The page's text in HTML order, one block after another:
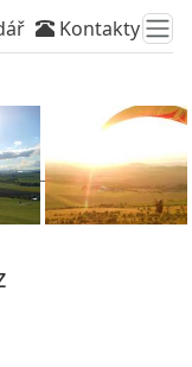
Kontakty